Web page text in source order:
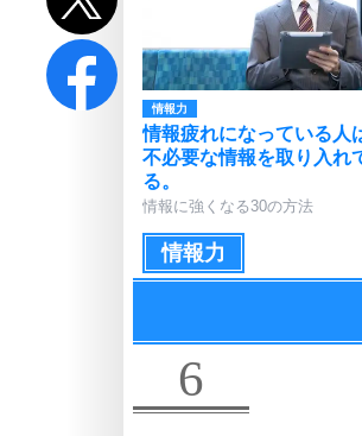
情報力
情報疲れになっている人
不必要な情報を取り入れ
る。
情報に強くなる30の方法
情報力
6